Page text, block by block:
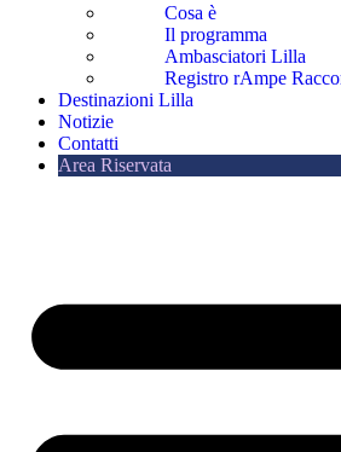
Cosa è
Il programma
Ambasciatori Lilla
Registro rAmpe
Destinazioni Lilla
Notizie
Contatti
Area Riservata